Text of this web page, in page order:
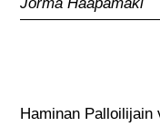
Haminan Palloilijain